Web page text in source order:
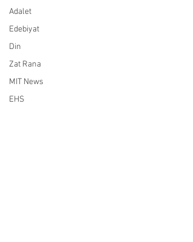
Adalet
Edebiyat
Din
Zat Rana
MIT News
EHS